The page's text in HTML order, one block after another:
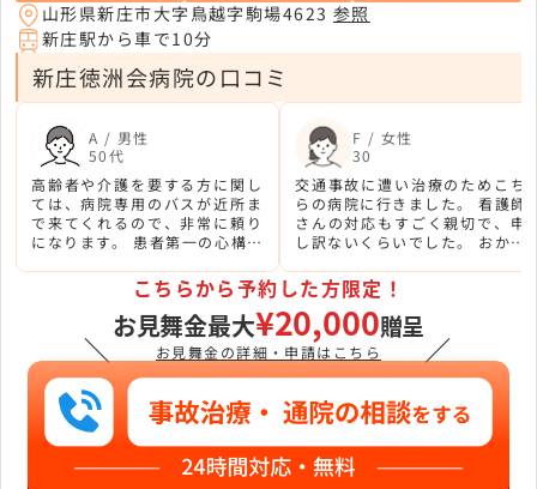
山形県新庄市大字鳥越字駒場4623 参照
新庄駅から車で10分
新庄徳洲会病院の口コミ
A / 男性
50代
高齢者や介護を要する方に関し
ては、病院専用のバスが近所ま
で来てくれるので、非常に頼り
になります。 患者第一の心構え
F / 女性
30
交通事故に遭い治療のためこち
らの病院に行きました。 看護師
さんの対応もすごく親切で、申
し訳ないくらいでした。 おかげ
す。
＼
こちらから予約した方限定！
お見舞金最大¥20,000贈呈
お見舞金の詳細・申請はこちら ／